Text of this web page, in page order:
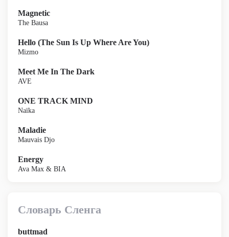
Magnetic
The Bausa
Hello (The Sun Is Up Where Are You)
Mizmo
Meet Me In The Dark
AVE
ONE TRACK MIND
Naïka
Maladie
Mauvais Djo
Energy
Ava Max & BIA
Словарь Сленга
buttmad